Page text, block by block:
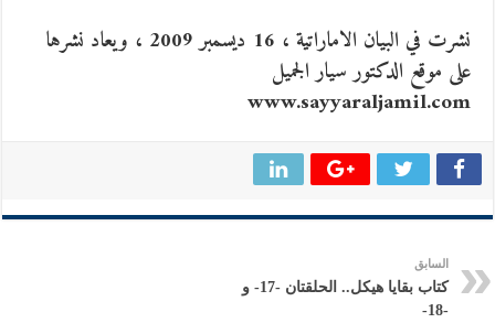
نشرت في البيان الاماراتية ، 16 ديسمبر 2009 ، ويعاد نشرها
على موقع الدكتور سيار الجميل
www.sayyaraljamil.com
السابق
كتاب بقايا هيكل.. الحلقتان -17- و
-18-